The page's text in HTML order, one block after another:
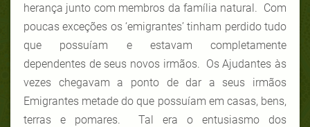
herança junto com membros da família natural. Com
poucas exceções os ‘emigrantes’ tinham perdido tudo
que possuíam e estavam completamente
dependentes de seus novos irmãos. Os Ajudantes às
vezes chegavam a ponto de dar a seus irmãos
Emigrantes metade do que possuíam em casas, bens,
terras e pomares. Tal era o entusiasmo dos